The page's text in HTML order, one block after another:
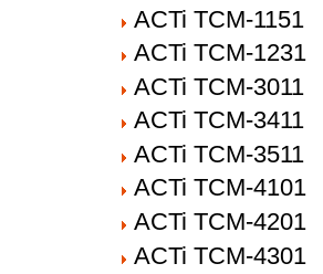
ACTi TCM-1151
ACTi TCM-1231
ACTi TCM-3011
ACTi TCM-3411
ACTi TCM-3511
ACTi TCM-4101
ACTi TCM-4201
ACTi TCM-4301